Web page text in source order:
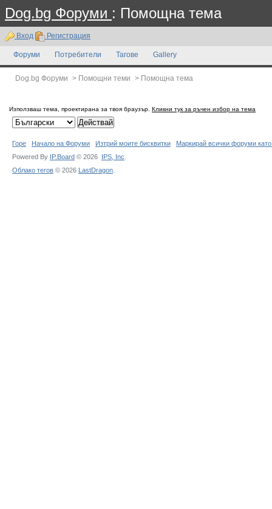
Dog.bg Форуми : Помощна тема
Вход Регистрация
Форуми Потребители Тагове Gallery
Dog.bg Форуми > Помощни теми > Помощна тема
Използваш тема, проектирана за твоя браузър. Кликни тук за ръчен избор на тема
Горе Начало на Форуми Изтрий моите бисквитки
Маркирай всички форуми
Powered By IP.Board © 2026 IPS, Inc
Облако тегов © 2026 LastDragon